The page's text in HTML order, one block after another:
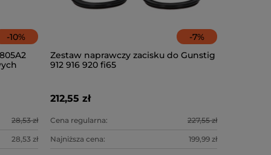
-10%
28,53 zł
28,53 zł
-7%
Zestaw naprawczy zacisku do Gunstig
912 916 920 fi65
212,55 zł
Cena regularna: 227,55 zł
Najniższa cena: 199,99 zł